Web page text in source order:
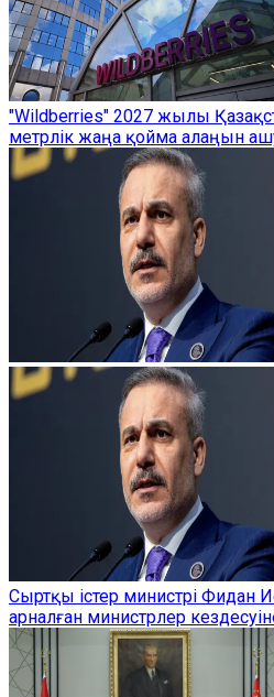
"Wildberries" 2027 жылы
метрлік жаңа қойма алаңын
Сыртқы істер министрі Фидан
арналған министрлер